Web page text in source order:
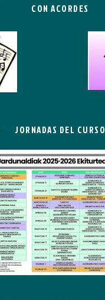
CON ACORDES
JORNADAS DEL CURSO